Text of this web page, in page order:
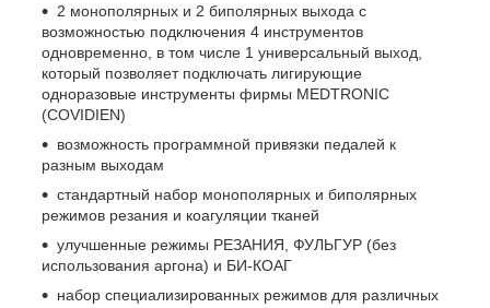
2 монополярных и 2 биполярных выхода с
возможностью подключения 4 инструментов
одновременно, в том числе 1 универсальный выход,
который позволяет подключать лигирующие
одноразовые инструменты фирмы MEDTRONIC
(COVIDIEN)
возможность программной привязки педалей к
разным выходам
стандартный набор монополярных и биполярных
режимов резания и коагуляции тканей
улучшенные режимы РЕЗАНИЯ, ФУЛЬГУР (без
использования аргона) и БИ-КОАГ
набор специализированных режимов для различных